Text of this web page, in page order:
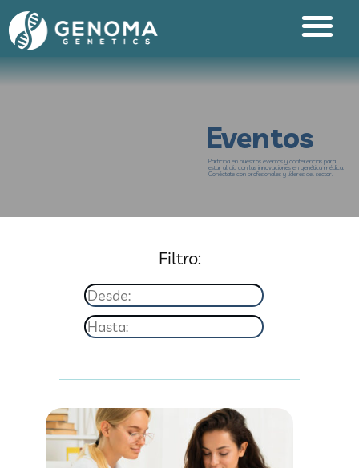
Eventos
Participa en nuestros eventos y conferencias para
estar al día con las innovaciones en genética médica.
Conéctate con profesionales y líderes del sector.
Filtro: